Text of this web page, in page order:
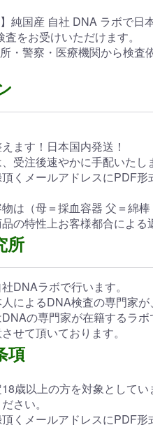
純国産 自社 DNA ラボで
をお受けいただけます。
・警察・医療機関から検
ます！日本国内発送！
受注後速やかに手配いたし
くメールアドレスにPDF
は（母＝採血容器 父＝綿棒
の特性上お客様都合による
所
DNAラボで行います。
によるDNA検査の専門家が
の専門家が在籍するラ
せて頂いております。
項
歳以上の方を対象として
さい。
くメールアドレスにPDF